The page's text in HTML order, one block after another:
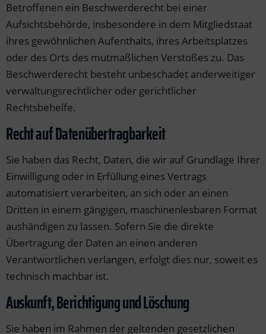
Betroffenen ein Beschwerderecht bei einer
Aufsichtsbehörde, insbesondere in dem Mitgliedstaat
ihres gewöhnlichen Aufenthalts, ihres Arbeitsplatzes
oder des Orts des mutmaßlichen Verstoßes zu. Das
Beschwerderecht besteht unbeschadet anderweitiger
verwaltungsrechtlicher oder gerichtlicher
Rechtsbehelfe.
Recht auf Daten­übertrag­barkeit
Sie haben das Recht, Daten, die wir auf Grundlage Ihrer
Einwilligung oder in Erfüllung eines Vertrags
automatisiert verarbeiten, an sich oder an einen
Dritten in einem gängigen, maschinenlesbaren Format
aushändigen zu lassen. Sofern Sie die direkte
Übertragung der Daten an einen anderen
Verantwortlichen verlangen, erfolgt dies nur, soweit es
technisch machbar ist.
Auskunft, Berichtigung und Löschung
Sie haben im Rahmen der geltenden gesetzlichen